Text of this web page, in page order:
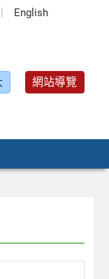
English
網站導覽